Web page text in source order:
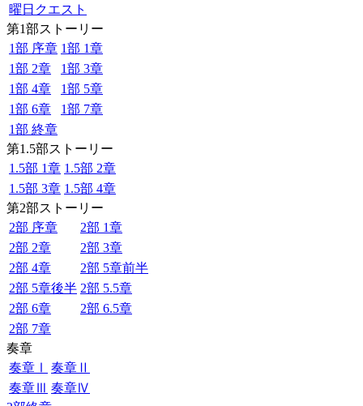
曜日クエスト
第1部ストーリー
1部 序章 1部 1章
1部 2章
1部 3章
1部 4章
1部 5章
1部 6章
1部 7章
1部 終章
第1.5部ストーリー
1.5部 1章 1.5部 2章
1.5部 3章 1.5部 4章
第2部ストーリー
2部 序章
2部 1章
2部 2章
2部 3章
2部 4章
2部 5章前半
2部 5章後半 2部 5.5章
2部 6章
2部 6.5章
2部 7章
奏章
奏章Ⅰ
奏章Ⅱ
奏章Ⅲ 奏章Ⅳ